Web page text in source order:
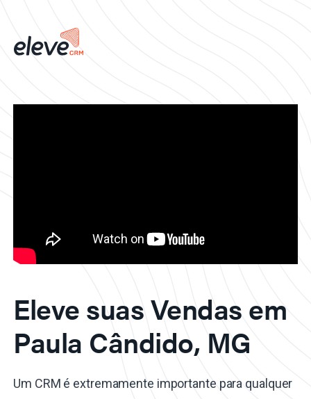
Eleve suas Vendas em
Paula Cândido, MG
Um CRM é extremamente importante para qualquer